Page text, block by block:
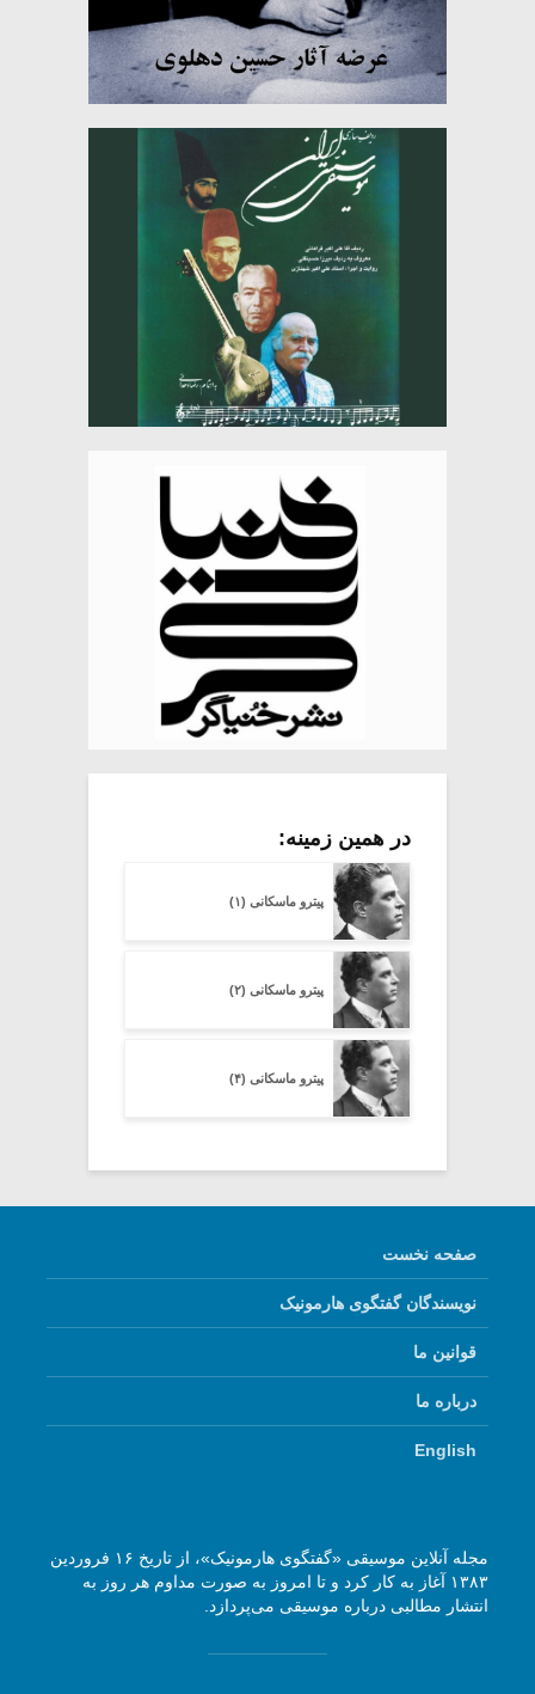
در همین زمینه:
پیترو ماسکانی (۱)
پیترو ماسکانی (۲)
پیترو ماسکانی (۴)
صفحه نخست
نویسندگان گفتگوی هارمونیک
قوانین ما
درباره ما
English
مجله آنلاین موسیقی «گفتگوی هارمونیک»، از تاریخ ۱۶ فروردین
۱۳۸۳ آغاز به کار کرد و تا امروز به صورت مداوم هر روز به
انتشار مطالبی درباره موسیقی می‌پردازد.